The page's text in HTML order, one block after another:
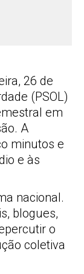
26 de
(PSOL)
em
A
minutos e
e às
nacional.
blogues,
o
coletiva